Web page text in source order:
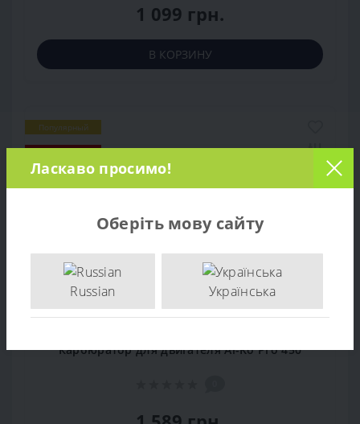
1 099 грн.
В КОРЗИНУ
Популярный
Заканчивается
Рекомендуем
Карбюратор для двигателя Al-Ko Pro 450
Ласкаво просимо!
Оберіть мову сайту
Russian Українська